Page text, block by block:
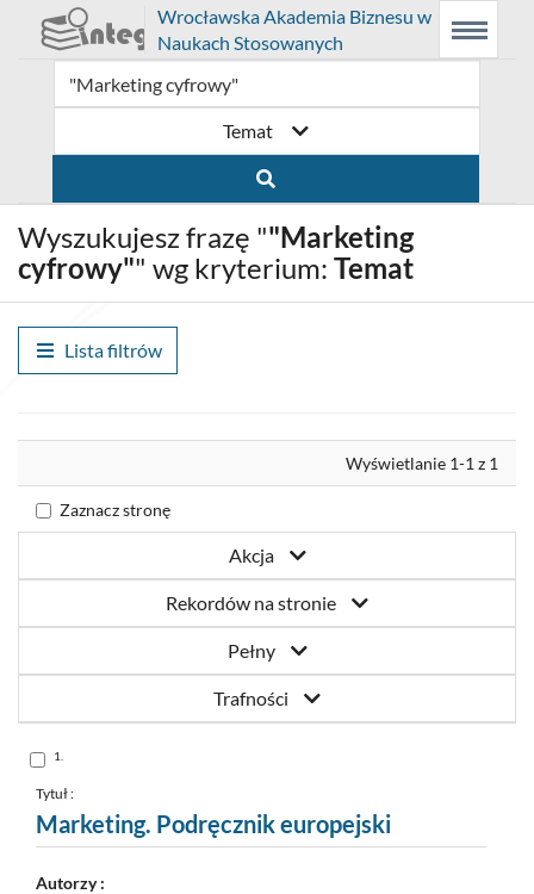
Menu
główne
Wyszukiwarka
Treść
główna
Prolib
Integro
-
główna
Wrocławska Akademia Biznesu w
Naukach Stosowanych
Menu
Temat
Wyszukujesz frazę ""Marketing
cyfrowy"" wg kryterium: Temat
Lista filtrów
Wyświetlanie 1-1 z 1
Zaznacz stronę
Akcja
Rekordów na stronie
Pełny
Trafności
Skocz
do
nr
1
1.
Tytuł :
Marketing. Podręcznik europejski
Autorzy :